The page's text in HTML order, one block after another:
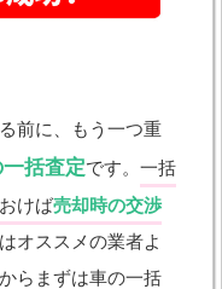
前に、もう一つ重
括査定です。 一括
けば売却時の交渉
オススメの業者よ
らまずは車の一括